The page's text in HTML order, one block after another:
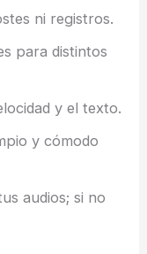
ni registros.
para distintos
y el texto.
y cómodo
audios; si no